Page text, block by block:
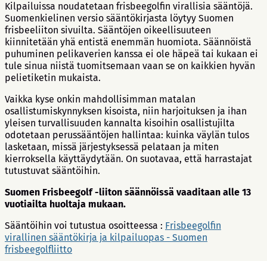
Kilpailuissa noudatetaan frisbeegolfin virallisia sääntöjä.
Suomenkielinen versio sääntökirjasta löytyy Suomen
frisbeeliiton sivuilta. Sääntöjen oikeellisuuteen
kiinnitetään yhä entistä enemmän huomiota. Säännöistä
puhuminen pelikaverien kanssa ei ole häpeä tai kukaan ei
tule sinua niistä tuomitsemaan vaan se on kaikkien hyvän
pelietiketin mukaista.
Vaikka kyse onkin mahdollisimman matalan
osallistumiskynnyksen kisoista, niin harjoituksen ja ihan
yleisen turvallisuuden kannalta kisoihin osallistujilta
odotetaan perussääntöjen hallintaa: kuinka väylän tulos
lasketaan, missä järjestyksessä pelataan ja miten
kierroksella käyttäydytään. On suotavaa, että harrastajat
tutustuvat sääntöihin.
Suomen Frisbeegolf -liiton säännöissä vaaditaan alle 13
vuotiailta huoltaja mukaan.
Sääntöihin voi tutustua osoitteessa : Frisbeegolfin
virallinen sääntökirja ja kilpailuopas - Suomen
frisbeegolfliitto